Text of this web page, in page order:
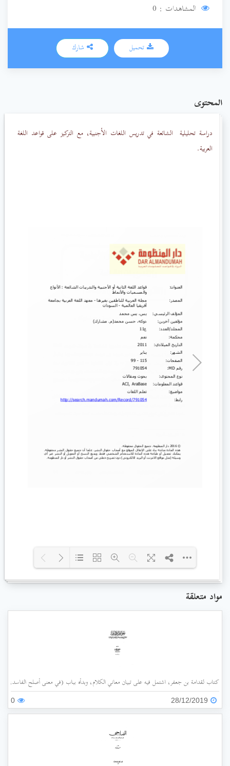
المشاهدات : 0
تحميل
المحتوى
دراسة تحليلية
الشائعة في تدريس اللغات الأجنبية، مع التركيز على قواعد اللغة
العربية.
مواد متعلقة
كتاب لقدامة بن جعفر، اشتمل فيه على تبيان معاني الكلام، وبدأه بباب (في معنى أصلح
28/12/2019
0